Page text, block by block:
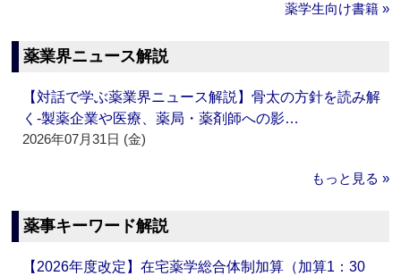
薬学生向け書籍 »
薬業界ニュース解説
【対話で学ぶ薬業界ニュース解説】骨太の方針を読み解
く‐製薬企業や医療、薬局・薬剤師への影…
2026年07月31日 (金)
もっと見る »
薬事キーワード解説
【2026年度改定】在宅薬学総合体制加算（加算1：30